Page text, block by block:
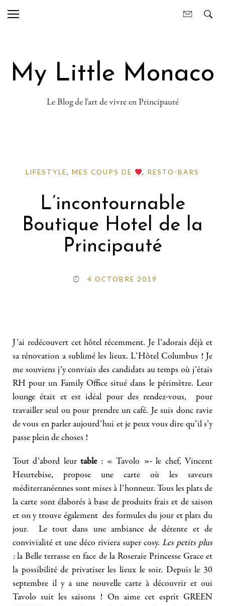
My Little Monaco
Le Blog de l'art de vivre en Principauté
LIFESTYLE, MES COUPS DE , RESTO-BARS
L’incontournable
Boutique Hotel de la
Principauté
4 OCTOBRE 2019
J’ai redécouvert cet hôtel récemment. Je l’adorais déjà et
sa rénovation a sublimé les lieux. L’Hôtel Columbus ! Je
me souviens j’y conviais des candidats au temps où j’étais
RH pour un Family Office situé dans le périmètre. Leur
lounge était et est idéal pour des rendez-vous, pour
travailler seul ou pour prendre un café. Je suis donc ravie
de vous en parler aujourd’hui et je peux vous dire qu’il s’y
passe plein de choses !
Tout d’abord leurtable: « Tavolo »- le chef, Vincent
Heurtebise, propose une carte où les saveurs
méditerranéennes sont mises à l’honneur. Tous les plats de
la carte sont élaborés à base de produits frais et de saison
et on y trouve également des formules du jour et plats du
jour. Le tout dans une ambiance de détente et de
convivialité et une déco riviera super cosy. Les petits plus
:la Belle terrasse en face de la Roseraie Princesse Grace et
la possibilité de privatiser les lieux le soir. Depuis le 30
septembre il y a une nouvelle carte à découvrir et oui
Tavolo suit les saisons ! On aime cet esprit GREEN